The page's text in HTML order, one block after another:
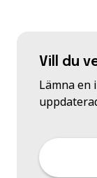
Vill du
Lämna en